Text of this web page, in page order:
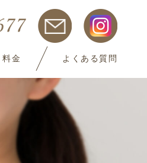
よくある質問
金